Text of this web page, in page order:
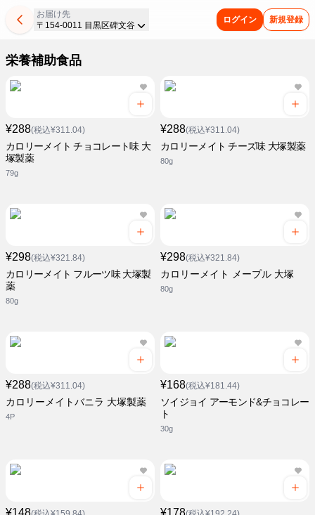
お届け先
〒154-0011 目黒区碑文谷
ログイン 新規登録
栄養補助食品
¥288(税込¥311.04)
カロリーメイト チョコレート味 大
塚製薬
79g
¥288(税込¥311.04)
カロリーメイト チーズ味 大塚製薬
80g
¥298(税込¥321.84)
カロリーメイト フルーツ味 大塚製
薬
80g
¥298(税込¥321.84)
カロリーメイト メープル 大塚
80g
¥288(税込¥311.04)
カロリーメイトバニラ 大塚製薬
4P
¥168(税込¥181.44)
ソイジョイ アーモンド&チョコレー
ト
30g
¥148 ¥178